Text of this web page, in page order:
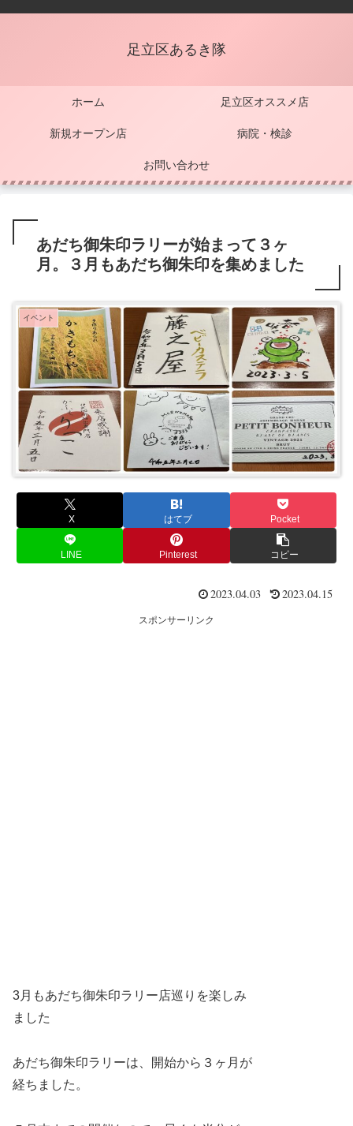
足立区あるき隊
ホーム 足立区オススメ店
新規オープン店 病院・検診
お問い合わせ
あだち御朱印ラリーが始まって３ヶ
月。３月もあだち御朱印を集めました
イベント
X はてブ Pocket
LINE Pinterest コピー
2023.04.03 2023.04.15
スポンサーリンク
3月もあだち御朱印ラリー店巡りを楽しみ
ました
あだち御朱印ラリーは、開始から３ヶ月が
経ちました。